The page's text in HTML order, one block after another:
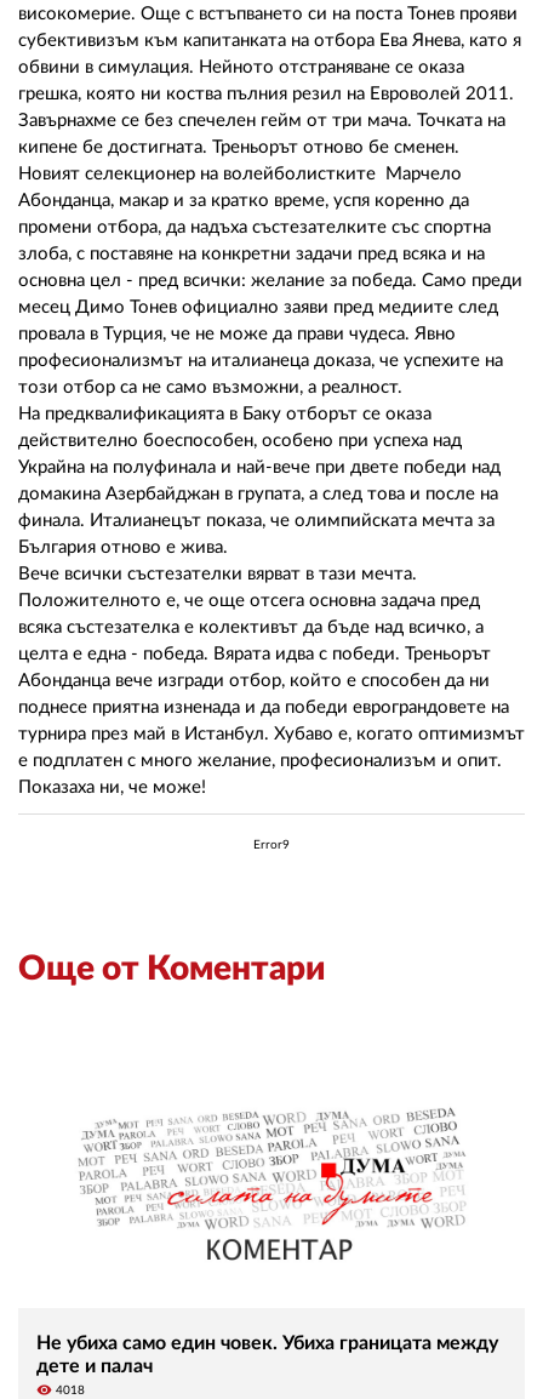
високомерие. Още с встъпването си на поста Тонев прояви
субективизъм към капитанката на отбора Ева Янева, като я
обвини в симулация. Нейното отстраняване се оказа
грешка, която ни коства пълния резил на Евроволей 2011.
Завърнахме се без спечелен гейм от три мача. Точката на
кипене бе достигната. Треньорът отново бе сменен.
Новият селекционер на волейболистките Марчело
Абонданца, макар и за кратко време, успя коренно да
промени отбора, да надъха състезателките със спортна
злоба, с поставяне на конкретни задачи пред всяка и на
основна цел - пред всички: желание за победа. Само преди
месец Димо Тонев официално заяви пред медиите след
провала в Турция, че не може да прави чудеса. Явно
професионализмът на италианеца доказа, че успехите на
този отбор са не само възможни, а реалност.
На предквалификацията в Баку отборът се оказа
действително боеспособен, особено при успеха над
Украйна на полуфинала и най-вече при двете победи над
домакина Азербайджан в групата, а след това и после на
финала. Италианецът показа, че олимпийската мечта за
България отново е жива.
Вече всички състезателки вярват в тази мечта.
Положителното е, че още отсега основна задача пред
всяка състезателка е колективът да бъде над всичко, а
целта е една - победа. Вярата идва с победи. Треньорът
Абонданца вече изгради отбор, който е способен да ни
поднесе приятна изненада и да победи еврограндовете на
турнира през май в Истанбул. Хубаво е, когато оптимизмът
е подплатен с много желание, професионализъм и опит.
Показаха ни, че може!
Error9
Още от Коментари
Не убиха само един човек. Убиха границата между
дете и палач
visibility 4018